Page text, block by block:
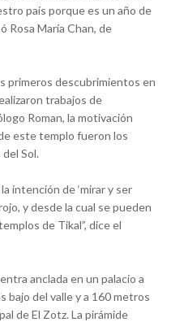
país porque es un año de
Rosa María Chan, de
primeros descubrimientos en
trabajos de
Roman, la motivación
este templo fueron los
Sol.
intención de ‘mirar y ser
y desde la cual se pueden
de Tikal”, dice el
anclada en un palacio a
bajo del valle y a 160 metros
de El Zotz. La pirámide